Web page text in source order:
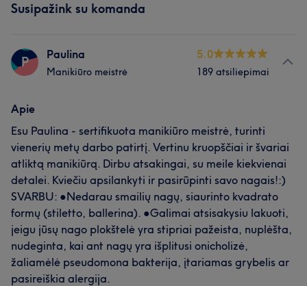
Susipažink su komanda
P Paulina
Manikiūro meistrė
5.0
189 atsiliepimai
Apie
Esu Paulina - sertifikuota manikiūro meistrė, turinti
vienerių metų darbo patirtį. Vertinu kruopščiai ir švariai
atliktą manikiūrą. Dirbu atsakingai, su meile kiekvienai
detalei. Kviečiu apsilankyti ir pasirūpinti savo nagais!:)
SVARBU: ●Nedarau smailių nagų, siaurinto kvadrato
formų (stiletto, ballerina). ●Galimai atsisakysiu lakuoti,
jeigu jūsų nago plokštelė yra stipriai pažeista, nuplėšta,
nudeginta, kai ant nagų yra išplitusi onicholizė,
žaliamėlė pseudomona bakterija, įtariamas grybelis ar
pasireiškia alergija.